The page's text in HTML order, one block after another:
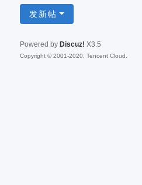
发新帖
Powered by Discuz! X3.5
Copyright © 2001-2020, Tencent Cloud.